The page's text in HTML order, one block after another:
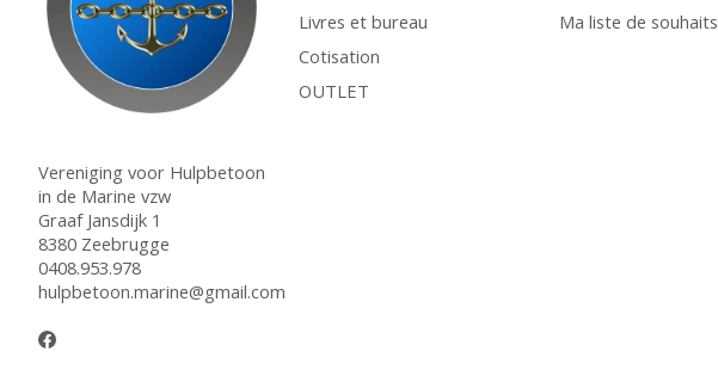
Vereniging voor Hulpbetoon
in de Marine vzw
Graaf Jansdijk 1
8380 Zeebrugge
0408.953.978
hulpbetoon.marine@gmail.com
Livres et bureau
Cotisation
OUTLET
Ma liste de souhaits